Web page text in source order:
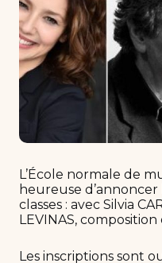
Bourses et
Nous soutenir
Candidater
L’École normale de
heureuse
classes : avec Silvia
LEVINAS, composition
Les inscriptions sont